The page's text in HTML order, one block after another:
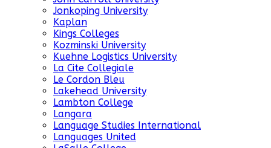
Jonkoping University
Kaplan
Kings Colleges
Kozminski University
Kuehne Logistics University
La Cite Collegiale
Le Cordon Bleu
Lakehead University
Lambton College
Langara
Language Studies International
Languages United